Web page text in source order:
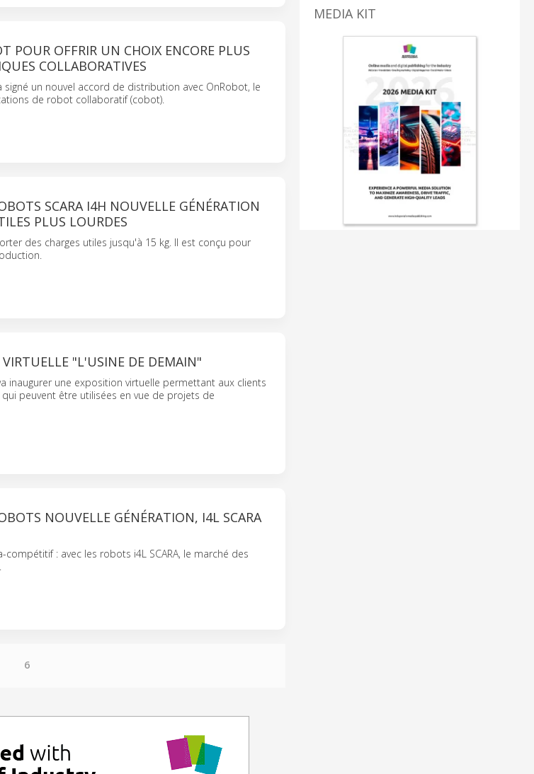
POUR OFFRIR UN CHOIX ENCORE PLUS
COLLABORATIVES
un nouvel accord de distribution avec OnRobot, le
de robot collaboratif (cobot).
SCARA I4H NOUVELLE GÉNÉRATION
PLUS LOURDES
des charges utiles jusqu'à 15 kg. Il est conçu pour
"L'USINE DE DEMAIN"
inaugurer une exposition virtuelle permettant aux clients
peuvent être utilisées en vue de projets de
NOUVELLE GÉNÉRATION, I4L SCARA
: avec les robots i4L SCARA, le marché des
6
MEDIA KIT